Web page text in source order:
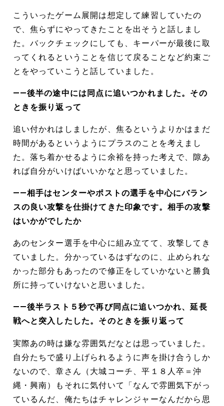
こういったゲーム展開は想定して練習していたの
で、焦らずにやってきたことを出そうと話しまし
た。バックチェックにしても、キーパーが最後に取
ってくれるということを信じて戻ることなど約束ご
とをやっていこうと話していました。
――後半の途中には同点に追いつかれました。その
ときを振り返って
追い付かれはしましたが、焦るというよりかはまだ
時間があるというようにプラスのことを考えまし
た。落ち着かせるように余裕を持った考えで、隙あ
れば自分がいけばいいかなと思っていました。
――相手はセンターやポストの選手を中心にバラン
スの良い攻撃を仕掛けてきた印象です。相手の攻撃
はいかがでしたか
あのセンター選手を中心に組み立てて、攻撃してき
ていました。分かっているはずなのに、止められな
かった部分もあったので修正をしていかないと勝負
所に持っていけないと思いました。
――後半ラスト５秒で再び同点に追いつかれ、延長
戦へと突入したした。そのときを振り返って
実際あの時は嫌な雰囲気だなとは思っていました。
自分たちで盛り上げられるように声を掛け合うしか
ないので、章さん（大城コーチ、平１８人卒＝沖
縄・興南）もそれに気付いて「なんで雰囲気下がっ
ているんだ、俺たちはチャレンジャーなんだから思